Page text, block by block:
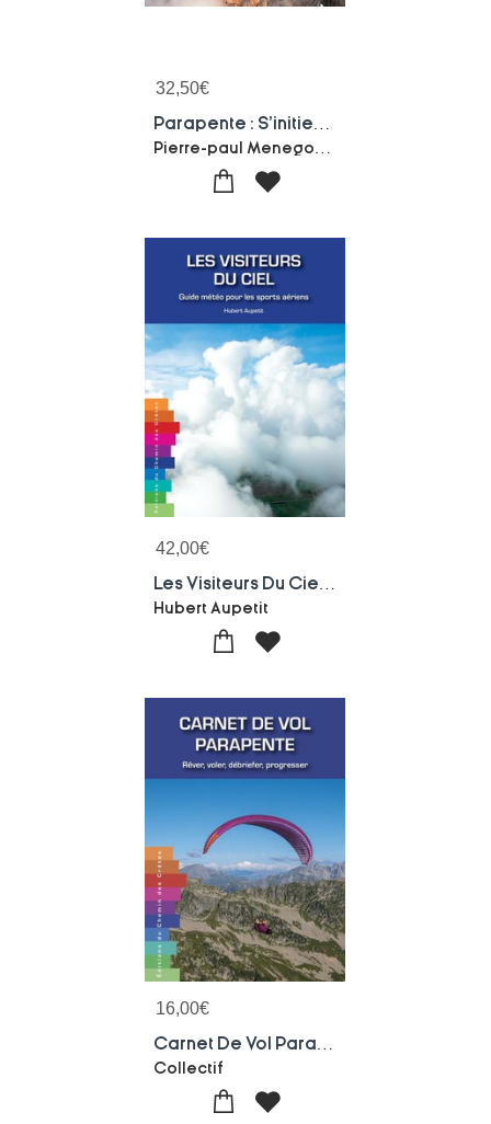
32,50€
42,00€
Hubert Aupetit
16,00€
Collectif